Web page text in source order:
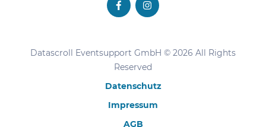
Datascroll Eventsupport GmbH © 2026 All Rights
Reserved
Datenschutz
Impressum
AGB